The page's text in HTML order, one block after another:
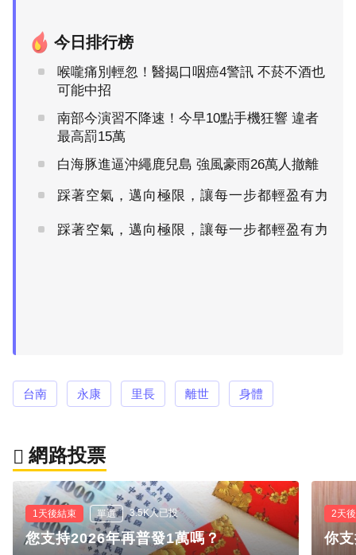
今日排行榜
喉嚨痛別輕忽！醫揭口咽癌4警訊 不菸不酒也
可能中招
南部今演習不降速！今早10點手機狂響 違者
最高罰15萬
白海豚進逼沖繩鹿兒島 強風豪雨26萬人撤離
踩著空氣，邁向極限，讓每一步都輕盈有力
PR
踩著空氣，邁向極限，讓每一步都輕盈有力
PR
台南 永康 里長 離世 身體
網路投票
1天後結束 單選 3.5K人已投
您支持2026年再普發1萬嗎？
2天
你